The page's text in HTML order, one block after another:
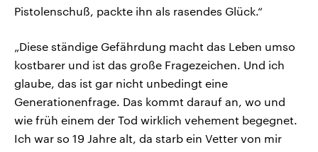
Pistolenschuß, packte ihn als rasendes Glück.“
„Diese ständige Gefährdung macht das Leben umso
kostbarer und ist das große Fragezeichen. Und ich
glaube, das ist gar nicht unbedingt eine
Generationenfrage. Das kommt darauf an, wo und
wie früh einem der Tod wirklich vehement begegnet.
Ich war so 19 Jahre alt, da starb ein Vetter von mir